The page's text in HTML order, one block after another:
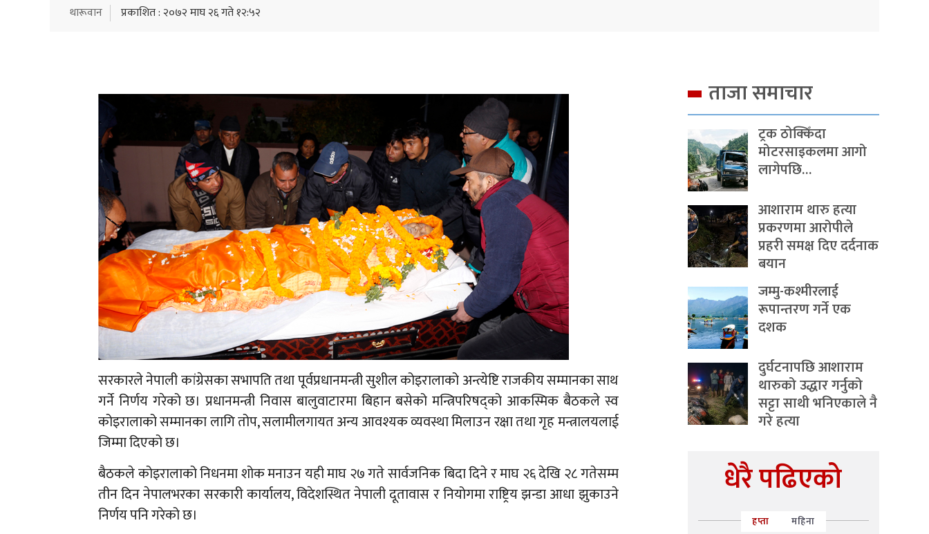
थारूवान प्रकाशित : २०७२ माघ २६ गते १२:५२
सरकारले नेपाली कांग्रेसका सभापति तथा पूर्वप्रधानमन्त्री सुशील कोइरालाको अन्त्येष्टि राजकीय सम्मानका साथ
गर्ने निर्णय गरेको छ। प्रधानमन्त्री निवास बालुवाटारमा बिहान बसेको मन्त्रिपरिषद्को आकस्मिक बैठकले स्व
कोइरालाको सम्मानका लागि तोप, सलामीलगायत अन्य आवश्यक व्यवस्था मिलाउन रक्षा तथा गृह मन्त्रालयलाई
जिम्मा दिएको छ।
बैठकले कोइरालाको निधनमा शोक मनाउन यही माघ २७ गते सार्वजनिक बिदा दिने र माघ २६ देखि २८ गतेसम्म
तीन दिन नेपालभरका सरकारी कार्यालय, विदेशस्थित नेपाली दूतावास र नियोगमा राष्ट्रिय झन्डा आधा झुकाउने
निर्णय पनि गरेको छ।
ताजा समाचार
ट्रक ठोक्किँदा
मोटरसाइकलमा आगो
लागेपछि…
आशाराम थारु हत्या
प्रकरणमा आरोपीले
प्रहरी समक्ष दिए दर्दनाक
बयान
जम्मु-कश्मीरलाई
रूपान्तरण गर्ने एक
दशक
दुर्घटनापछि आशाराम
थारुको उद्धार गर्नुको
सट्टा साथी भनिएकाले नै
गरे हत्या
धेरै पढिएको
हप्ता महिना